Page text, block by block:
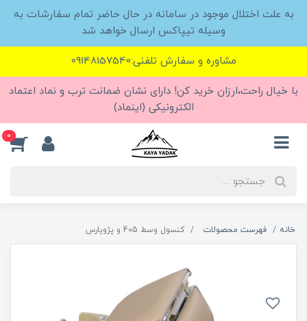
به علت اختلال موجود در سامانه در حال حاضر تمام سفارشات به
وسیله تیپاکس ارسال خواهد شد
مشاوره و سفارش تلفنی:09148157540
با خیال راحت،ارزان خرید کن! دارای نشان ضمانت ترب و نماد اعتماد
الکترونیکی (اینماد)
0
خانه فهرست محصولات کنسول وسط 405 و پژوپارس